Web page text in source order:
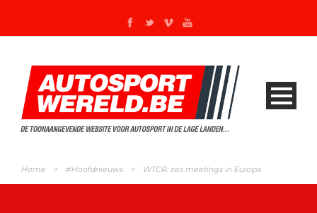
Home > #Hoofdnieuws > WTCR: zes meetings in Europa